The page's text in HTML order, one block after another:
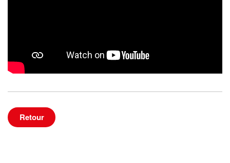
Retour